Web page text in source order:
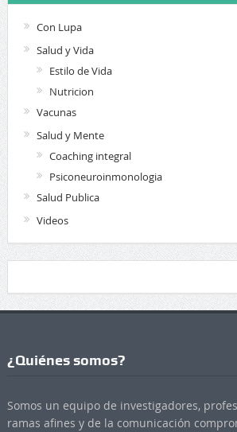
Con Lupa
Salud y Vida
Estilo de Vida
Nutricion
Vacunas
Salud y Mente
Coaching integral
Psiconeuroinmonologia
Salud Publica
Videos
¿Quiénes somos?
Somos un equipo de investigadores,
ramas afines y de la comunicación